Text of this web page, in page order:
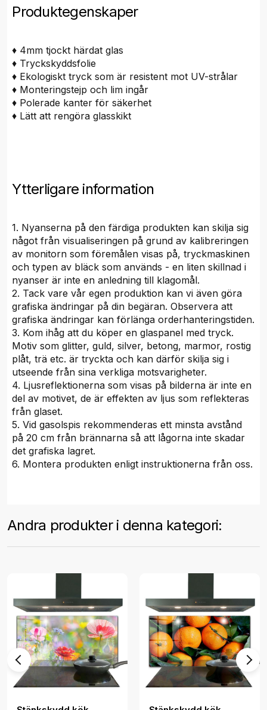
Produktegenskaper
♦ 4mm tjockt härdat glas
♦ Tryckskyddsfolie
♦ Ekologiskt tryck som är resistent mot UV-strålar
♦ Monteringstejp och lim ingår
♦ Polerade kanter för säkerhet
♦ Lätt att rengöra glasskikt
Ytterligare information
1. Nyanserna på den färdiga produkten kan skilja sig
något från visualiseringen på grund av kalibreringen
av monitorn som föremålen visas på, tryckmaskinen
och typen av bläck som används - en liten skillnad i
nyanser är inte en anledning till klagomål.
2. Tack vare vår egen produktion kan vi även göra
grafiska ändringar på din begäran. Observera att
grafiska ändringar kan förlänga orderhanteringstiden.
3. Kom ihåg att du köper en glaspanel med tryck.
Motiv som glitter, guld, silver, betong, marmor, rostig
plåt, trä etc. är tryckta och kan därför skilja sig i
utseende från sina verkliga motsvarigheter.
4. Ljusreflektionerna som visas på bilderna är inte en
del av motivet, de är effekten av ljus som reflekteras
från glaset.
5. Vid gasolspis rekommenderas ett minsta avstånd
på 20 cm från brännarna så att lågorna inte skadar
det grafiska lagret.
6. Montera produkten enligt instruktionerna från oss.
Andra produkter i denna kategori: